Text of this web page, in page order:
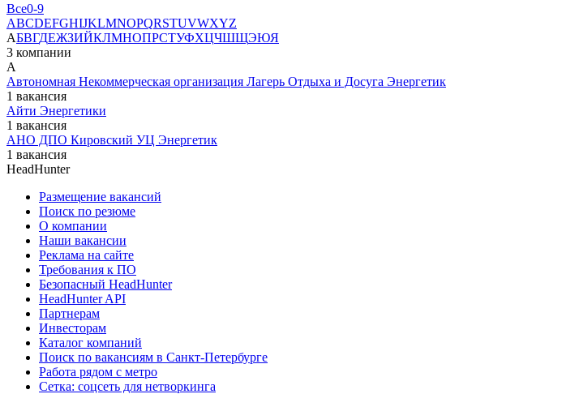
Все0-9
ABCDEFGHIJKLMNOPQRSTUVWXYZ
АБВГДЕЖЗИЙКЛМНОПРСТУФХЦЧШЩЭЮЯ
3 компании
А
Автономная Некоммерческая организация Лагерь Отдыха и Досуга Энергетик
1 вакансия
Айти Энергетики
1 вакансия
АНО ДПО Кировский УЦ Энергетик
1 вакансия
HeadHunter
Размещение вакансий
Поиск по резюме
О компании
Наши вакансии
Реклама на сайте
Требования к ПО
Безопасный HeadHunter
HeadHunter API
Партнерам
Инвесторам
Каталог компаний
Поиск по вакансиям в Санкт-Петербурге
Работа рядом с метро
Сетка: соцсеть для нетворкинга